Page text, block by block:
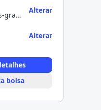
Especialização (pós-graduação)
Alterar
Alterar
bolsa